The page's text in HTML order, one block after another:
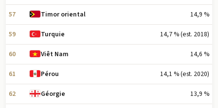
57 Timor oriental 14,9 %
59 Turquie 14,7 % (est. 2018)
60 Viêt Nam 14,6 %
61 Pérou 14,1 % (est. 2020)
62 Géorgie 13,9 %